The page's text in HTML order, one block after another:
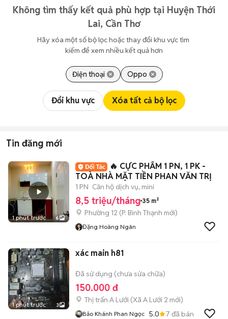
Không tìm thấy kết quả phù hợp tại Huyện Thới
Lai, Cần Thơ
Hãy xóa một số bộ lọc hoặc thay đổi khu vực tìm
kiếm để xem nhiều kết quả hơn
Điện thoại Oppo
Đổi khu vực Xóa tất cả bộ lọc
Tin đăng mới
1 phút trước 6
🔥 CỰC PHẨM 1 PN, 1 PK -
TOÀ NHÀ MẶT TIỀN PHAN VĂN TRỊ
1 PN Căn hộ dịch vụ, mini
8,5 triệu/tháng 35 m²
Phường 12 (P. Bình Thạnh mới)
Đặng Hoàng Ngân
1 phút trước 3
xác main h81
Đã sử dụng (chưa sửa chữa)
150.000 đ
Thị trấn A Lưới (Xã A Lưới 2 mới)
Bảo Khánh Phan Ngọc 5.0 7 đã bán